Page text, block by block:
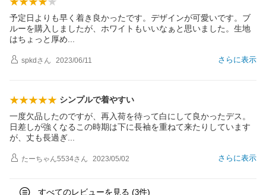
予定日よりも早く着き良かったです。デザインが可愛いです。ブ
ルーを購入しましたが、ホワイトもいいなぁと思いました。生地
はちょっと厚め
さらに表示
spkd さん 2023/06/11
シンプルで着やすい
一度欠品したのですが、再入荷を待って白にして良かったデス。
日差しが強くなるこの時期は下に長袖を重ねて来たりしています
が、丈も長過ぎ
さらに表示
たーちゃん5534さん 2023/05/02
すべてのレビューを見る (3件)